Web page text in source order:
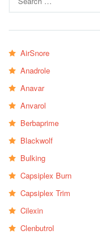
for:
AirSnore
Anadrole
Anavar
Anvarol
Berbaprime
Blackwolf
Bulking
Capsiplex Burn
Capsiplex Trim
Cilexin
Clenbutrol